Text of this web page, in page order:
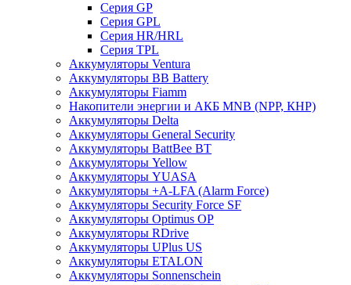
Cерия GP
Серия GPL
Серия HR/HRL
Серия TPL
Аккумуляторы Ventura
Аккумуляторы BB Battery
Аккумуляторы Fiamm
Накопители энергии и АКБ MNB (NPP, КНР)
Аккумуляторы Delta
Аккумуляторы General Security
Аккумуляторы BattBee BT
Аккумуляторы Yellow
Аккумуляторы YUASA
Аккумуляторы +A-LFA (Alarm Force)
Аккумуляторы Security Force SF
Аккумуляторы Optimus OP
Аккумуляторы RDrive
Аккумуляторы UPlus US
Аккумуляторы ETALON
Аккумуляторы Sonnenschein